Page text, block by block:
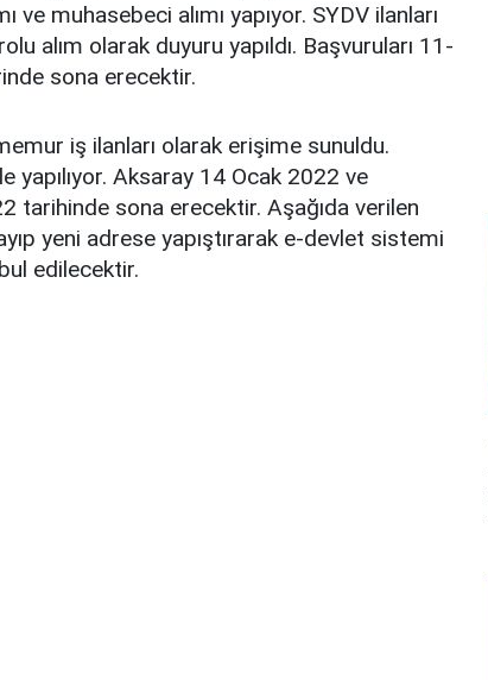
ve muhasebeci alımı yapıyor. SYDV ilanları
alım olarak duyuru yapıldı. Başvuruları 11-
sona erecektir.
iş ilanları olarak erişime sunuldu.
yapılıyor. Aksaray 14 Ocak 2022 ve
tarihinde sona erecektir. Aşağıda verilen
yeni adrese yapıştırarak e-devlet sistemi
edilecektir.